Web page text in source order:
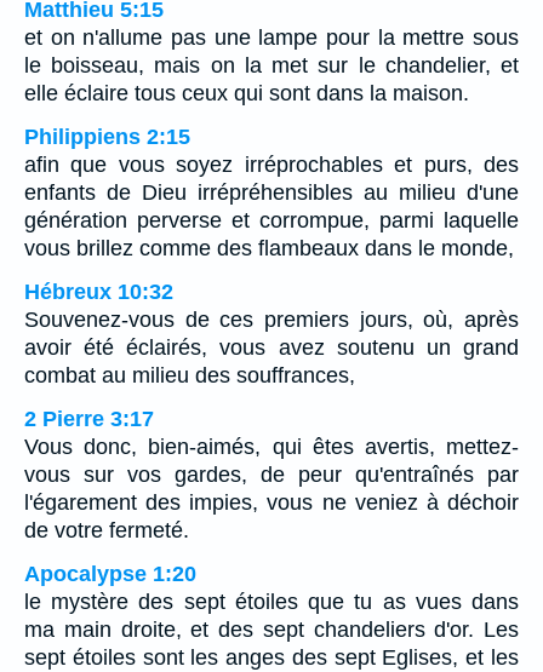
Matthieu 5:15
et on n'allume pas une lampe pour la mettre sous
le boisseau, mais on la met sur le chandelier, et
elle éclaire tous ceux qui sont dans la maison.
Philippiens 2:15
afin que vous soyez irréprochables et purs, des
enfants de Dieu irrépréhensibles au milieu d'une
génération perverse et corrompue, parmi laquelle
vous brillez comme des flambeaux dans le monde,
Hébreux 10:32
Souvenez-vous de ces premiers jours, où, après
avoir été éclairés, vous avez soutenu un grand
combat au milieu des souffrances,
2 Pierre 3:17
Vous donc, bien-aimés, qui êtes avertis, mettez-
vous sur vos gardes, de peur qu'entraînés par
l'égarement des impies, vous ne veniez à déchoir
de votre fermeté.
Apocalypse 1:20
le mystère des sept étoiles que tu as vues dans
ma main droite, et des sept chandeliers d'or. Les
sept étoiles sont les anges des sept Eglises, et les